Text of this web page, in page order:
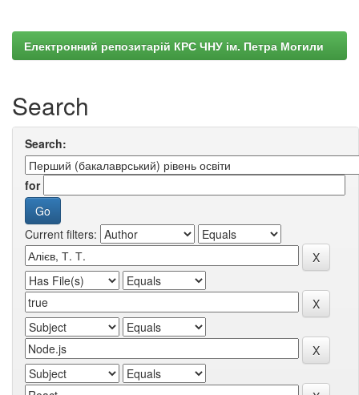
Електронний репозитарій КРС ЧНУ ім. Петра Могили
Search
Search:
for
Current filters: